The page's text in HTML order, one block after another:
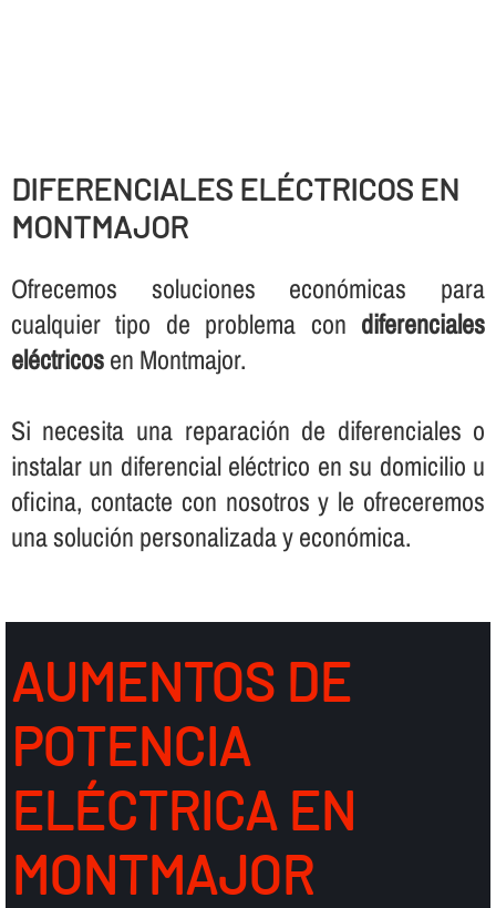
DIFERENCIALES ELÉCTRICOS EN
MONTMAJOR
Ofrecemos soluciones económicas para
cualquier tipo de problema con diferenciales
eléctricosen Montmajor.
Si necesita una reparación de diferenciales o
instalar un diferencial eléctrico en su domicilio u
oficina, contacte con nosotros y le ofreceremos
una solución personalizada y económica.
AUMENTOS DE
POTENCIA
ELÉCTRICA EN
MONTMAJOR